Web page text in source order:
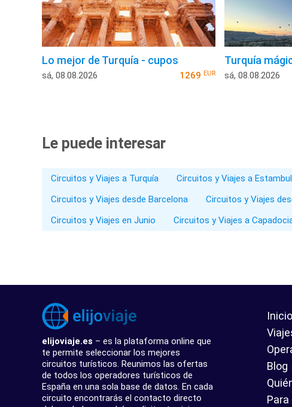
Lo mejor de Turquía - cupos
sá, 08.08.2026 1269 EUR
Turquía
sá, 08.08.2026
Le puede interesar
Circuitos y Viajes a Turquía Circuitos y Viajes a Estambul
Circuitos y Viajes desde Barcelona
Circuitos y Viajes
Circuitos y Viajes en Junio
Circuitos y Viajes a
elijoviaje.es – es la plataforma online que
te permite seleccionar los mejores
circuitos turísticos. Reunimos las ofertas
de todos los operadores turísticos de
España en una sola base de datos. En cada
circuito encontrarás el contacto directo
Inicio
Blog